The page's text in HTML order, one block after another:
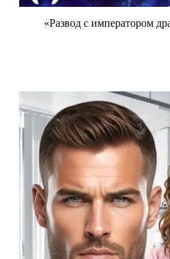
«Развод с императором